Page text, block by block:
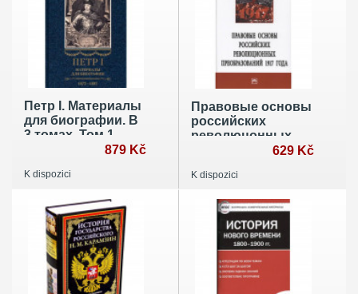
Петр I. Материалы
для биографии. В
3 томах. Том 1.
Детство. Юность.
879 Kč
K dispozici
Правовые основы
российских
революцонных
преобразований
Монография
629 Kč
K dispozici